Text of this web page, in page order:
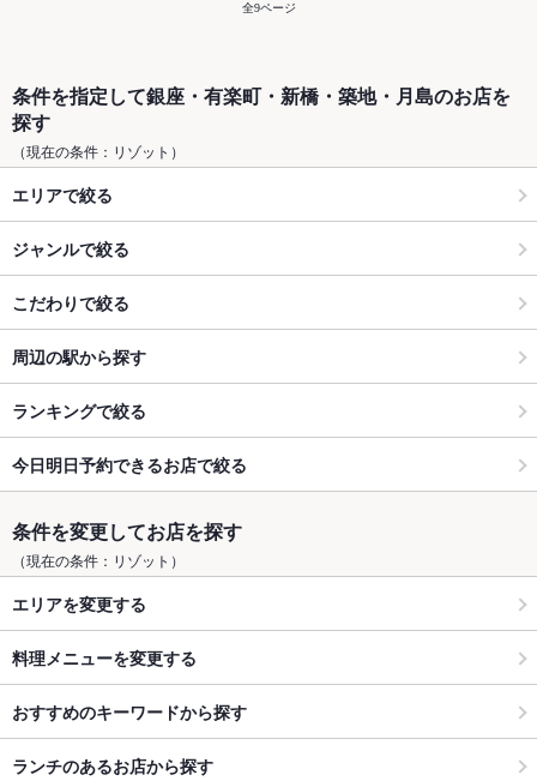
全9ページ
条件を指定して銀座・有楽町・新橋・築地・月島のお店を
探す
（現在の条件：リゾット）
エリアで絞る
ジャンルで絞る
こだわりで絞る
周辺の駅から探す
ランキングで絞る
今日明日予約できるお店で絞る
条件を変更してお店を探す
（現在の条件：リゾット）
エリアを変更する
料理メニューを変更する
おすすめのキーワードから探す
ランチのあるお店から探す